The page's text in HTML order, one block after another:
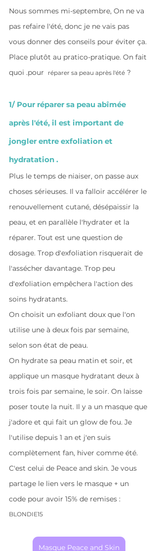
Nous sommes mi-septembre, On ne va
pas refaire l'été, donc je ne vais pas
vous donner des conseils pour éviter ça.
Place plutôt au pratico-pratique. On fait
quoi .pour
réparer sa peau après l'été ?
1/ Pour réparer sa peau abîmée
après l'été, il est important de
jongler entre exfoliation et
hydratation .
Plus le temps de niaiser, on passe aux
choses sérieuses. Il va falloir accélérer le
renouvellement cutané, désépaissir la
peau, et en parallèle l'hydrater et la
réparer. Tout est une question de
dosage. Trop d'exfoliation risquerait de
l'assécher davantage. Trop peu
d'exfoliation empêchera l'action des
soins hydratants.
On choisit un exfoliant doux que l'on
utilise une à deux fois par semaine,
selon son état de peau.
On hydrate sa peau matin et soir, et
applique un masque hydratant deux à
trois fois par semaine, le soir. On laisse
poser toute la nuit. Il y a un masque que
j'adore et qui fait un glow de fou. Je
l'utilise depuis 1 an et j'en suis
complètement fan, hiver comme été.
C'est celui de Peace and skin. Je vous
partage le lien vers le masque + un
code pour avoir 15% de remises :
BLONDIE15
Masque Peace and Skin